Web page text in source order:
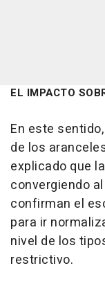
EL IMPACTO
En este
de los
explicado que
convergiendo
confirman el
para ir
nivel de los
restrictivo.